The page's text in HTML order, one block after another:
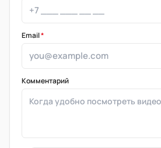
Email*
Комментарий